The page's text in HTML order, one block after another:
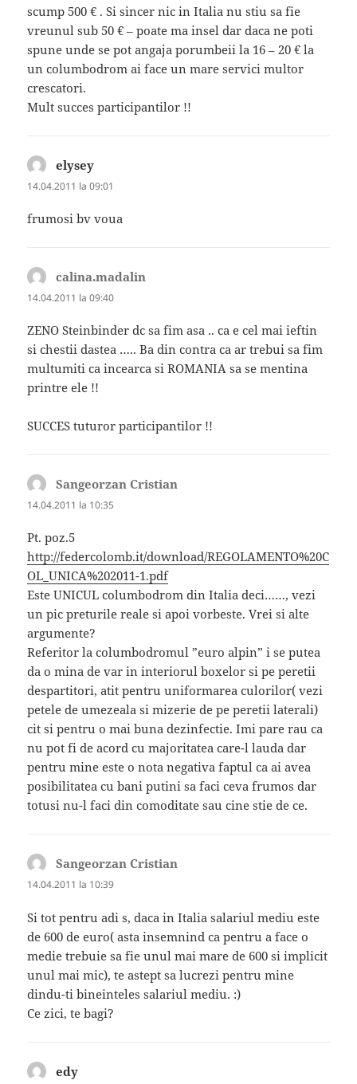
scump 500 € . Si sincer nic in Italia nu stiu sa fie
vreunul sub 50 € – poate ma insel dar daca ne poti
spune unde se pot angaja porumbeii la 16 – 20 € la
un columbodrom ai face un mare servici multor
crescatori.
Mult succes participantilor !!
elysey
14.04.2011 la 09:01
frumosi bv voua
calina.madalin
14.04.2011 la 09:40
ZENO Steinbinder dc sa fim asa .. ca e cel mai ieftin
si chestii dastea ….. Ba din contra ca ar trebui sa fim
multumiti ca incearca si ROMANIA sa se mentina
printre ele !!
SUCCES tuturor participantilor !!
Sangeorzan Cristian
14.04.2011 la 10:35
Pt. poz.5
http://federcolomb.it/download/REGOLAMENTO%20C
OL_UNICA%202011-1.pdf
Este UNICUL columbodrom din Italia deci……, vezi
un pic preturile reale si apoi vorbeste. Vrei si alte
argumente?
Referitor la columbodromul ”euro alpin” i se putea
da o mina de var in interiorul boxelor si pe peretii
despartitori, atit pentru uniformarea culorilor( vezi
petele de umezeala si mizerie de pe peretii laterali)
cit si pentru o mai buna dezinfectie. Imi pare rau ca
nu pot fi de acord cu majoritatea care-l lauda dar
pentru mine este o nota negativa faptul ca ai avea
posibilitatea cu bani putini sa faci ceva frumos dar
totusi nu-l faci din comoditate sau cine stie de ce.
Sangeorzan Cristian
14.04.2011 la 10:39
Si tot pentru adi s, daca in Italia salariul mediu este
de 600 de euro( asta insemnind ca pentru a face o
medie trebuie sa fie unul mai mare de 600 si implicit
unul mai mic), te astept sa lucrezi pentru mine
dindu-ti bineinteles salariul mediu. :)
Ce zici, te bagi?
edy